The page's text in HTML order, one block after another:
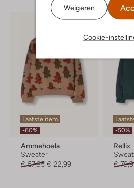
Weigeren
Cookie-
Laatste item
-60%
Ammehoela
Sweater
€ 57,95 € 22,99
-50%
Rellix
€